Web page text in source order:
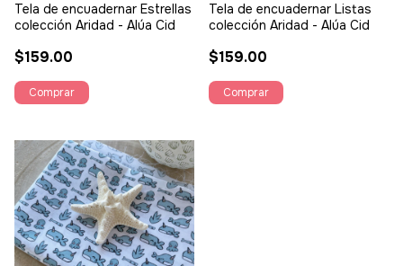
Tela de encuadernar Estrellas
colección Aridad - Alúa Cid
$159.00
Tela de encuadernar Listas
colección Aridad - Alúa Cid
$159.00